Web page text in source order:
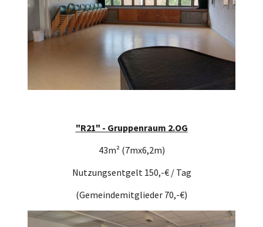
"R21" - Gruppenraum 2.OG
43m² (7mx6,2m)
Nutzungsentgelt 150,-€ / Tag
(Gemeindemitglieder 70,-€)